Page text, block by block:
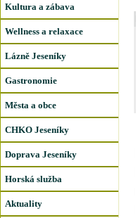
Kultura a zábava
Wellness a relaxace
Lázně Jeseníky
Gastronomie
Města a obce
CHKO Jeseníky
Doprava Jeseníky
Horská služba
Aktuality